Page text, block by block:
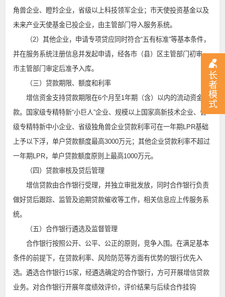
长
者
模
式
角兽企业、瞪羚企业，省级以上科技领军企业；市天使投资基金以及
未来产业天使基金已投企业，由主管部门导入服务系统。
（2）其他企业，申请专项贷应同时符合“五有标准”等基本条件，
并在服务系统注册信息并发起申请，经各市（县）区主管部门初审、
市主管部门审定后准予入库。
（三）贷款期限、额度和利率
增信资金支持贷款期限在6个月至1年期（含）以内的流动资金贷
款。国家级专精特新“小巨人”企业、规模以上国家高新技术企业、省
级专精特新中小企业、省级独角兽企业贷款利率可在一年期LPR基础
上予以下浮，单户贷款额度最高3000万元；其他企业贷款利率不超过
一年期LPR，单户贷款额度原则上最高1000万元。
（四）贷款审核及贷后管理
增信贷款由合作银行受理，并独立审批发放，同时合作银行负责
做好贷后跟踪、监管及逾期贷款催收等工作，相关信息应上传服务系
统。
（五）合作银行遴选及监督管理
合作银行按照公开、公平、公正的原则，竞争入围。在满足基本
条件的前提下，在贷款利率、风险防范等方面有优势的银行优先入
选。遴选合作银行15家，经遴选确定的合作银行，方可开展增信贷款
业务。对合作银行开展年度绩效评价，评价结果与后续合作挂钩